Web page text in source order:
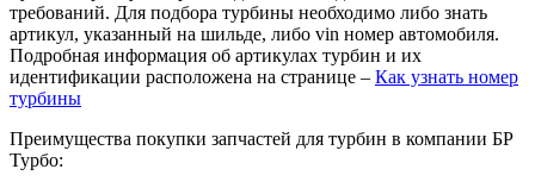
требований. Для подбора турбины необходимо либо знать
артикул, указанный на шильде, либо vin номер автомобиля.
Подробная информация об артикулах турбин и их
идентификации расположена на странице – Как узнать номер
турбины
Преимущества покупки запчастей для турбин в компании БР
Турбо: